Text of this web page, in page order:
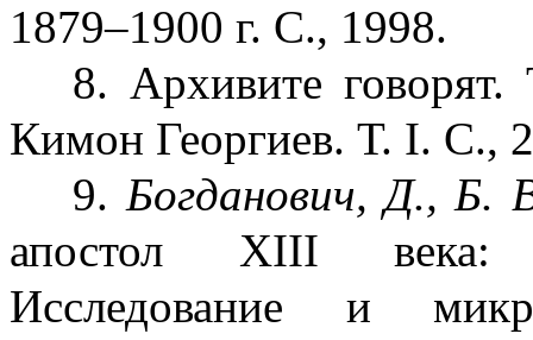
1879–1900 г. С., 1998.
8. Архивите
Кимон Георгиев. Т. І. С.,
9. Богданович, Д., Б.
апостол ХІІІ века:
Исследование и